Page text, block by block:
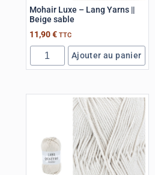
Mohair Luxe – Lang Yarns ||
Beige sable
11,90€ TTC
Ajouter au panier